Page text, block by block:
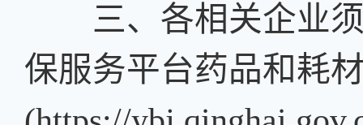
三、各相关企业须
保服务平台药品和耗